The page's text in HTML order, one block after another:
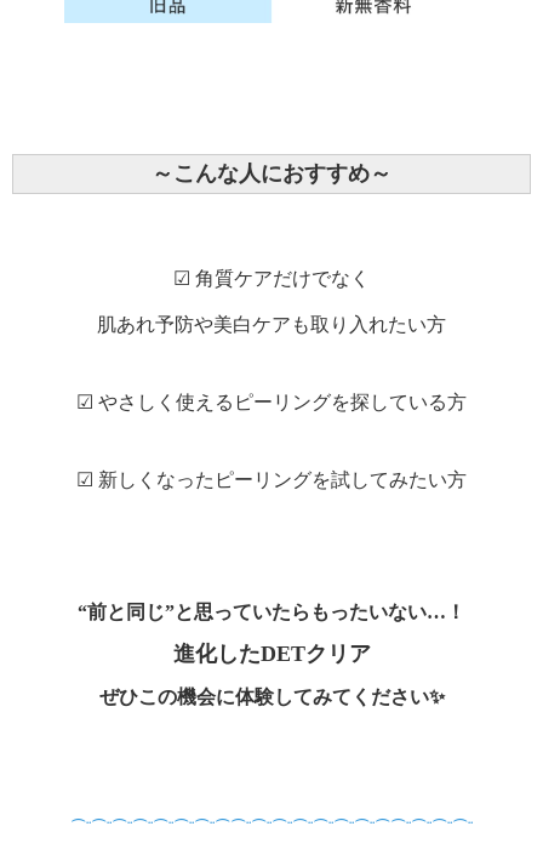
～こんな人におすすめ～
☑ 角質ケアだけでなく
肌あれ予防や美白ケアも取り入れたい方
☑ やさしく使えるピーリングを探している方
☑ 新しくなったピーリングを試してみたい方
“前と同じ”と思っていたらもったいない…！
進化したDETクリア
ぜひこの機会に体験してみてください✨
⌒¨⌒¨⌒¨⌒¨⌒¨⌒¨⌒¨⌒⌒¨⌒¨⌒¨⌒¨⌒¨⌒¨⌒¨⌒⌒¨⌒¨⌒¨⌒¨